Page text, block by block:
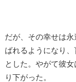
だが、その幸せは
ばれるようになり
とした。やがて彼
り下がった。